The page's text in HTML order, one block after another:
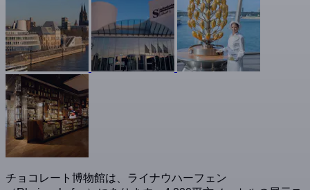
チョコレート博物館は、ライナウハーフェン